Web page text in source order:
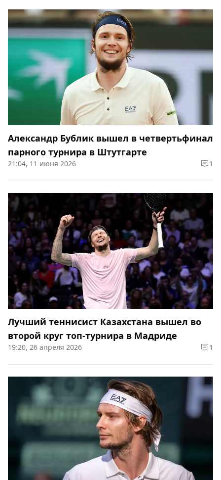
Александр Бублик вышел в четвертьфинал
парного турнира в Штутгарте
21:04, 11 июня 2026 1
Лучший теннисист Казахстана вышел во
второй круг топ-турнира в Мадриде
19:20, 26 апреля 2026 1